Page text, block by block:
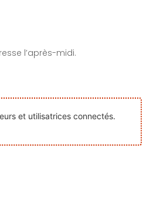
l’après-midi.
et utilisatrices connectés.